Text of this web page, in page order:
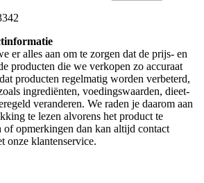
er alles aan om te zorgen dat de prijs- en
producten die we verkopen zo accuraat
producten regelmatig worden verbeterd,
ingrediënten, voedingswaarden, dieet-
veranderen. We raden je daarom aan
te lezen alvorens het product te
opmerkingen dan kan altijd contact
onze klantenservice.